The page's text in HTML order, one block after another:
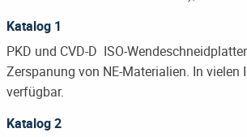
Katalog 1
PKD und CVD-D ISO-
Zerspanung von NE-Materialien. In vielen
verfügbar.
Katalog 2